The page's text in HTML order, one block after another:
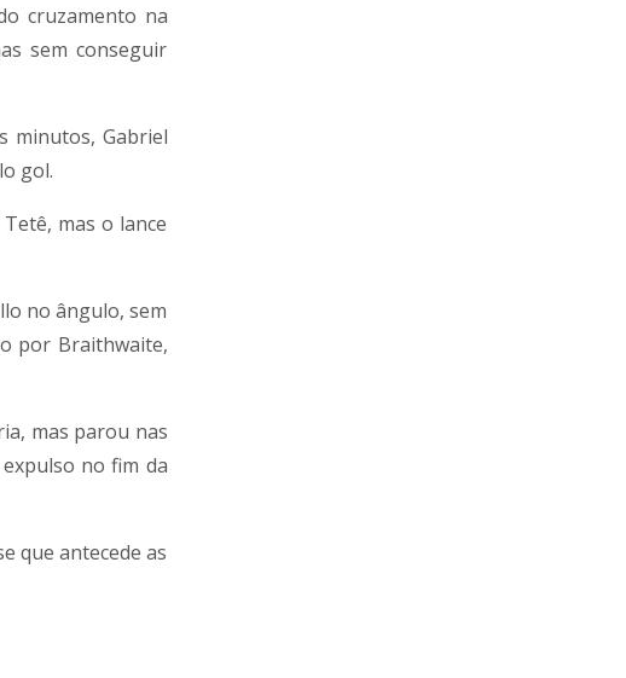
cruzamento na
sem conseguir
minutos, Gabriel
gol.
mas o lance
no ângulo, sem
por Braithwaite,
mas parou nas
no fim da
que antecede as